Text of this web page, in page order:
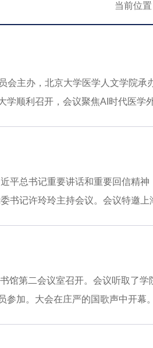
当前位置
会主办，北京大学医学人文学院承
顺利召开，会议聚焦AI时代医学
事长。会上，于国栋以Applying
的应用路径，报告立足会话分析
烈讨论。本次会议充分体现了中
平总书记重要讲话和重要回信精神
书记许玲玲主持会议。会议特邀上
发展，积极建言献策，共同推动
设、科学研究、人才培养、国际
院高质量发展积极建言献策，提
馆第二会议室召开。会议听取了学
加。大会在庄严的国歌声中开幕